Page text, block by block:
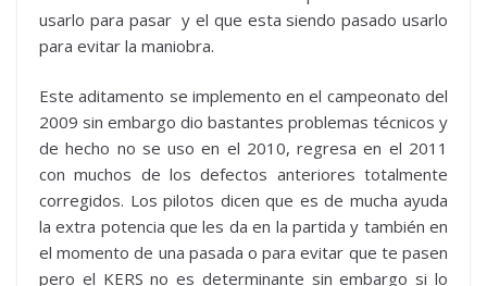
usarlo para pasar y el que esta siendo pasado usarlo
para evitar la maniobra.
Este aditamento se implemento en el campeonato del
2009 sin embargo dio bastantes problemas técnicos y
de hecho no se uso en el 2010, regresa en el 2011
con muchos de los defectos anteriores totalmente
corregidos. Los pilotos dicen que es de mucha ayuda
la extra potencia que les da en la partida y también en
el momento de una pasada o para evitar que te pasen
pero el KERS no es determinante sin embargo si lo